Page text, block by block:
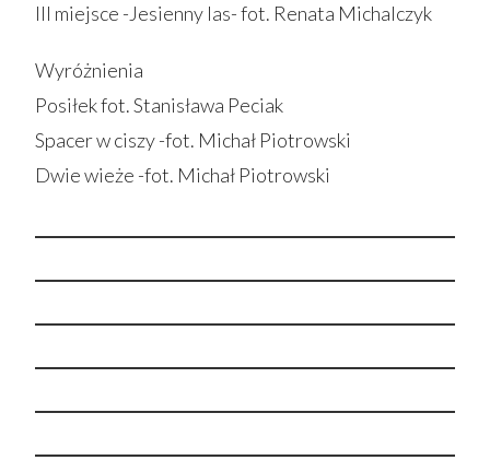
III miejsce -Jesienny las- fot. Renata Michalczyk
Wyróżnienia
Posiłek fot. Stanisława Peciak
Spacer w ciszy -fot. Michał Piotrowski
Dwie wieże -fot. Michał Piotrowski